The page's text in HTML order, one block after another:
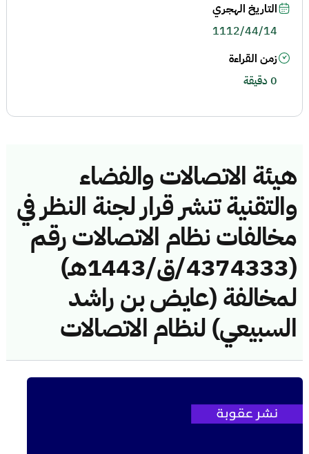
هيئة الاتصالات والفضاء
والتقنية تنشر قرار لجنة النظر في
مخالفات نظام الاتصالات رقم
(4374333/ق/1443هـ)
لمخالفة (عايض بن راشد
السبيعي) لنظام الاتصالات
التاريخ الهجري
1112/44/14
زمن القراءة
0 دقيقة